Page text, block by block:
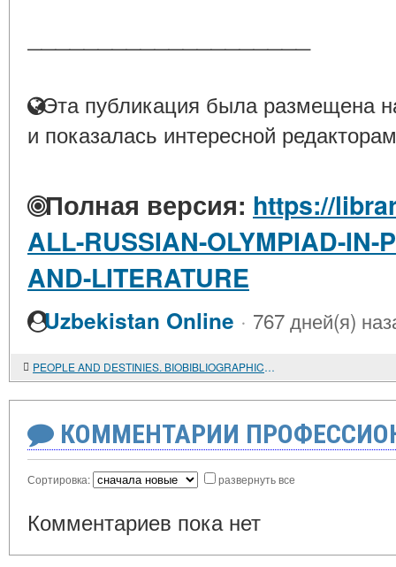
Эта публикация была размещена
и показалась интересной
Полная версия: https://
ALL-RUSSIAN-OLYMPIAD-IN-
AND-LITERATURE
Uzbekistan Online · 767 дней(я)
PEOPLE AND DESTINIES. BIOBIBLIOGRAPHICAL DICTIONARY OF ORIENTALISTS OF VICTIMS OF POLITICAL TERROR IN THE SOVIET PERIOD (1917-1991)
КОММЕНТАРИИ
Сортировка: развернуть все
Комментариев пока нет